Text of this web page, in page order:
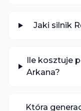
Jaki silnik
Ile kosztuje
Arkana?
Która